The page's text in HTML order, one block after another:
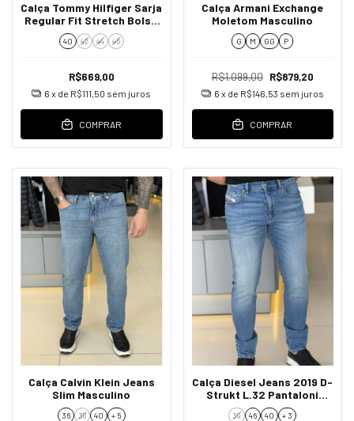
Calça Tommy Hilfiger Sarja
Regular Fit Stretch Bolso
Faca Masculino Cinza
40 42 44 46
R$669,00
6 x de R$111,50 sem juros
COMPRAR
Calça Armani Exchange
Moletom Masculino
G M GG P
R$1.099,00 R$879,20
6 x de R$146,53 sem juros
COMPRAR
Calça Calvin Klein Jeans
Slim Masculino
36 38 40 + 5
Calça Diesel Jeans 2019 D-
Strukt L.32 Pantaloni
Masculino
39 46 40 + 3